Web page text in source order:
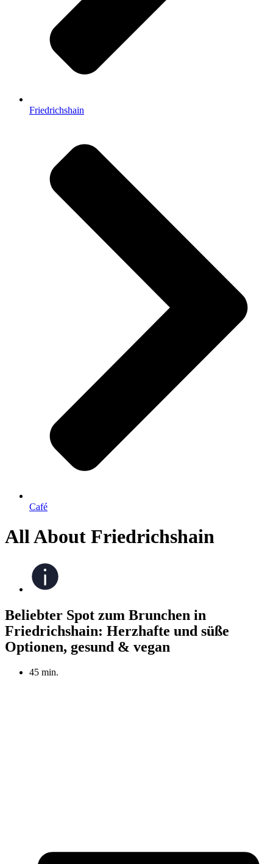
Friedrichshain
Café
All About Friedrichshain
Beliebter Spot zum Brunchen in
Friedrichshain: Herzhafte und süße
Optionen, gesund & vegan
45 min.